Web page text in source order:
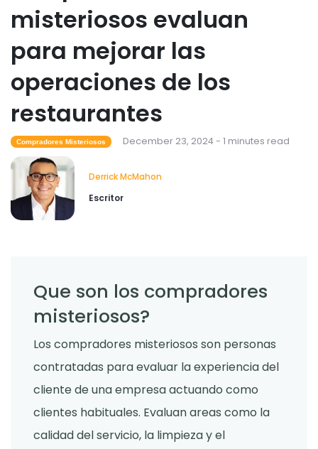
misteriosos evaluan
para mejorar las
operaciones de los
restaurantes
Compradores Misteriosos December 23, 2024 - 1 minutes read
Derrick McMahon
Escritor
Que son los compradores
misteriosos?
Los compradores misteriosos son personas
contratadas para evaluar la experiencia del
cliente de una empresa actuando como
clientes habituales. Evaluan areas como la
calidad del servicio, la limpieza y el